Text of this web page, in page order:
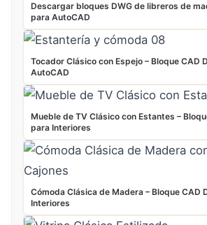
Descargar bloques DWG de libreros de
para AutoCAD
Tocador Clásico con Espejo – Bloque CAD
AutoCAD
Mueble de TV Clásico con Estantes –
para Interiores
Cómoda Clásica de Madera – Bloque CAD
Interiores